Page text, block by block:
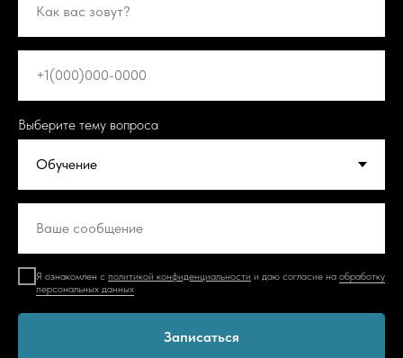
Выберите тему вопроса
Я ознакомлен с политикой конфиденциальности и даю согласие на обработку
персональных данных
Записаться